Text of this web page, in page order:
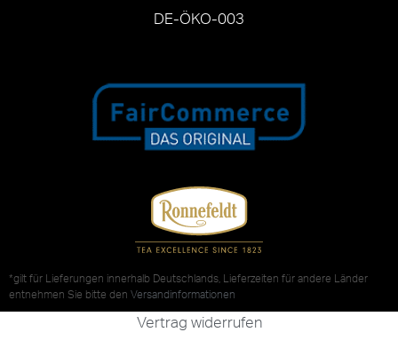
DE-ÖKO-003
*gilt für Lieferungen innerhalb Deutschlands, Lieferzeiten für andere Länder
entnehmen Sie bitte den Versandinformationen
Vertrag widerrufen